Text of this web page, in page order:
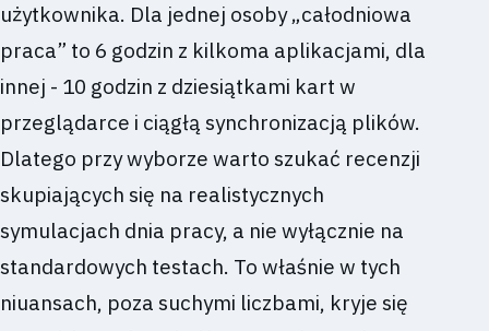
użytkownika. Dla jednej osoby „całodniowa
praca” to 6 godzin z kilkoma aplikacjami, dla
innej - 10 godzin z dziesiątkami kart w
przeglądarce i ciągłą synchronizacją plików.
Dlatego przy wyborze warto szukać recenzji
skupiających się na realistycznych
symulacjach dnia pracy, a nie wyłącznie na
standardowych testach. To właśnie w tych
niuansach, poza suchymi liczbami, kryje się